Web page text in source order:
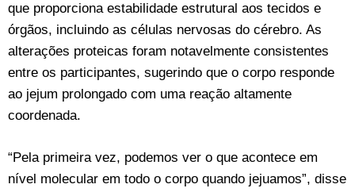
que proporciona estabilidade estrutural aos tecidos e
órgãos, incluindo as células nervosas do cérebro. As
alterações proteicas foram notavelmente consistentes
entre os participantes, sugerindo que o corpo responde
ao jejum prolongado com uma reação altamente
coordenada.
“Pela primeira vez, podemos ver o que acontece em
nível molecular em todo o corpo quando jejuamos”, disse